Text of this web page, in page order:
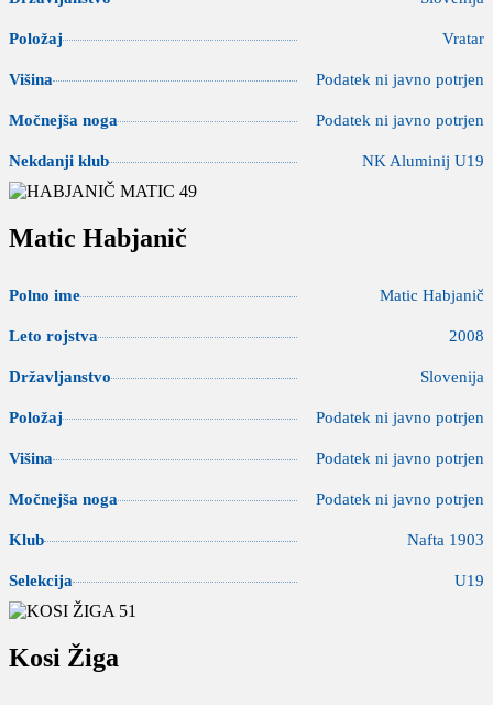
Položaj Vratar
Višina Podatek ni javno potrjen
Močnejša noga Podatek ni javno potrjen
Nekdanji klub NK Aluminij U19
Matic Habjanič
Polno ime Matic Habjanič
Leto rojstva 2008
Državljanstvo Slovenija
Položaj Podatek ni javno potrjen
Višina Podatek ni javno potrjen
Močnejša noga Podatek ni javno potrjen
Klub Nafta 1903
Selekcija U19
Kosi Žiga